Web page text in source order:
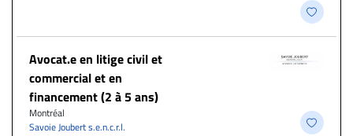
Avocat.e en litige civil et
commercial et en
financement (2 à 5 ans)
Montréal
Savoie Joubert s.e.n.c.r.l.